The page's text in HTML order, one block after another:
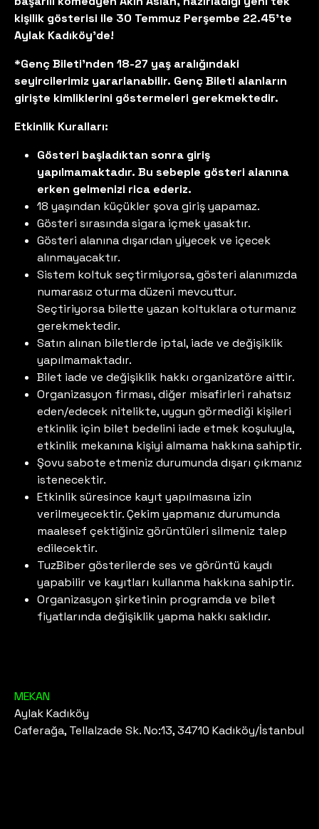
kişilik gösterisi ile 30 Temmuz Perşembe 22.45'te
Aylak Kadıköy’de!
*Genç Bileti'nden 18-27 yaş aralığındaki
seyircilerimiz yararlanabilir. Genç Bileti alanların
girişte kimliklerini göstermeleri gerekmektedir.
Etkinlik Kuralları:
Gösteri başladıktan sonra giriş
yapılmamaktadır. Bu sebeple gösteri alanına
erken gelmenizi rica ederiz.
18 yaşından küçükler şova giriş yapamaz.
Gösteri sırasında sigara içmek yasaktır.
Gösteri alanına dışarıdan yiyecek ve içecek
alınmayacaktır.
Sistem koltuk seçtirmiyorsa, gösteri alanımızda
numarasız oturma düzeni mevcuttur.
Seçtiriyorsa bilette yazan koltuklara oturmanız
gerekmektedir.
Satın alınan biletlerde iptal, iade ve değişiklik
yapılmamaktadır.
Bilet iade ve değişiklik hakkı organizatöre aittir.
Organizasyon firması, diğer misafirleri rahatsız
eden/edecek nitelikte, uygun görmediği kişileri
etkinlik için bilet bedelini iade etmek koşuluyla,
etkinlik mekanına kişiyi almama hakkına sahiptir.
Şovu sabote etmeniz durumunda dışarı çıkmanız
istenecektir.
Etkinlik süresince kayıt yapılmasına izin
verilmeyecektir. Çekim yapmanız durumunda
maalesef çektiğiniz görüntüleri silmeniz talep
edilecektir.
TuzBiber gösterilerde ses ve görüntü kaydı
yapabilir ve kayıtları kullanma hakkına sahiptir.
Organizasyon şirketinin programda ve bilet
fiyatlarında değişiklik yapma hakkı saklıdır.
MEKAN
Aylak Kadıköy
Caferağa, Tellalzade Sk. No:13, 34710 Kadıköy/İstanbul